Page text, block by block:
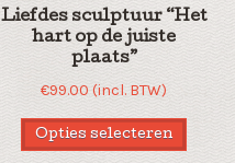
Liefdes sculptuur “Het
hart op de juiste
plaats”
€99.00 (incl. BTW)
Opties selecteren